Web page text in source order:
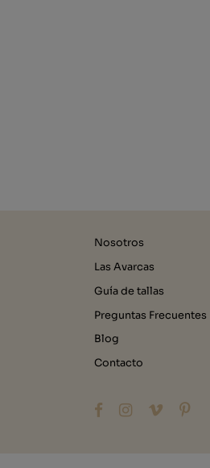
Nosotros
Las Avarcas
Guía de tallas
Preguntas Frecuentes
Blog
Contacto